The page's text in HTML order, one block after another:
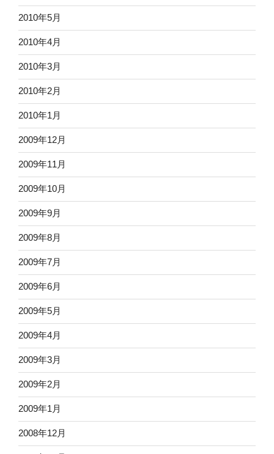
2010年5月
2010年4月
2010年3月
2010年2月
2010年1月
2009年12月
2009年11月
2009年10月
2009年9月
2009年8月
2009年7月
2009年6月
2009年5月
2009年4月
2009年3月
2009年2月
2009年1月
2008年12月